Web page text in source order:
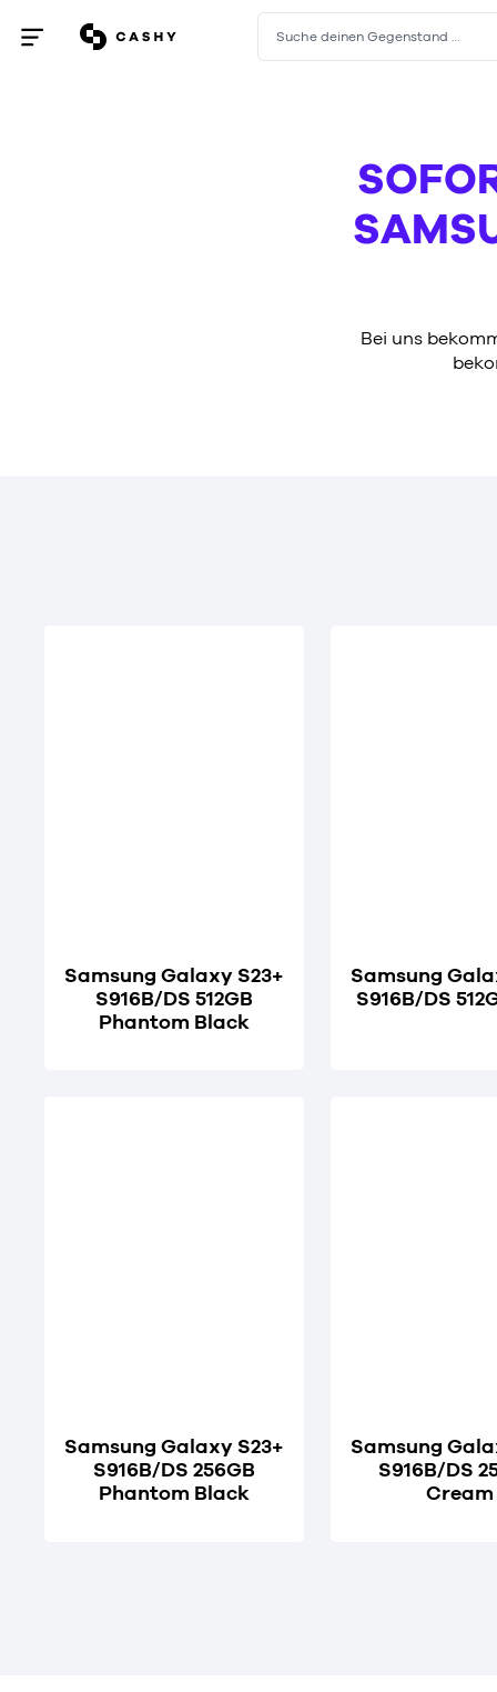
Menü
Suche deinen Gegenstand …
Bei uns
Samsung Galaxy S23+
S916B/DS 512GB
Phantom Black
Samsung
S916B/DS
Samsung Galaxy S23+
S916B/DS 256GB
Phantom Black
Samsung
S916B/DS
Cream